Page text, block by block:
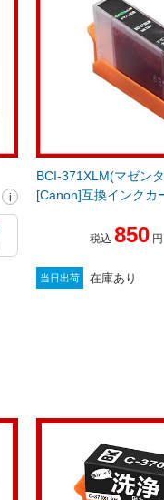
BCI-371XLM(マゼン
[Canon]互換インクカ
税込 850 円
当日出荷 在庫あり